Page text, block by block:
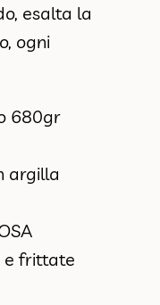
esalta la
ogni
680gr
argilla
e frittate